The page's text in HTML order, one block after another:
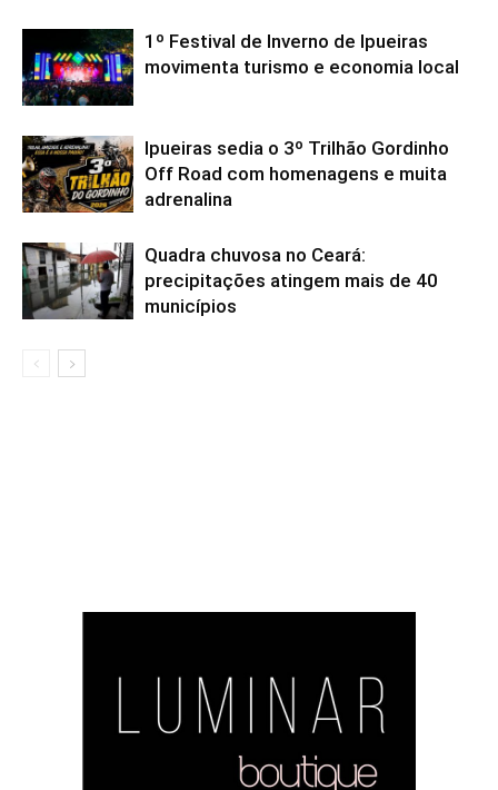
1º Festival de Inverno de Ipueiras
movimenta turismo e economia local
Ipueiras sedia o 3º Trilhão Gordinho
Off Road com homenagens e muita
adrenalina
Quadra chuvosa no Ceará:
precipitações atingem mais de 40
municípios